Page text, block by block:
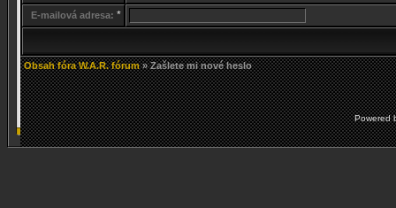
E-mailová adresa: *
Obsah fóra W.A.R. fórum» Zašlete mi nové heslo
Powered